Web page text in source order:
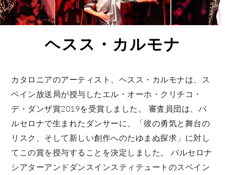
ヘスス・カルモナ
カタロニアのアーティスト、ヘスス・カルモナは、ス
ペイン放送局が授与したエル・オーホ・クリチコ・
デ・ダンザ賞2019を受賞しました。 審査員団は、バ
ルセロナで生まれたダンサーに、「彼の勇気と舞台の
リスク、そして新しい創作へのたゆまぬ探求」に対し
てこの賞を授与することを決定しました。 バルセロナ
シアターアンドダンスインスティテュートのスペイン